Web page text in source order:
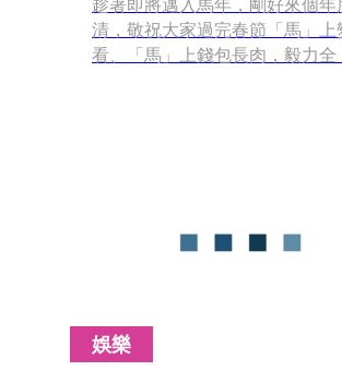
清，敬祝大家過完春節「馬」上
看、「馬」上錢包長肉，毅力全
娛樂